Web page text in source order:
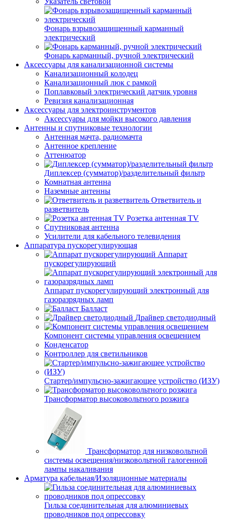
Фонарь взрывозащищенный карманный
электрический
Фонарь карманный, ручной электрический
Аксессуары для канализационной системы
Канализационный колодец
Канализационный люк с рамкой
Поплавковый электрический датчик уровня
Ревизия канализационная
Аксессуары для электроинструментов
Аксессуары для мойки высокого давления
Антенны и спутниковые технологии
Антенная мачта, радиомачта
Антенное крепление
Аттенюатор
Диплексер (сумматор)/разделительный фильтр
Комнатная антенна
Наземные антенны
Ответвитель и
разветвитель
Розетка антенная TV
Спутниковая антенна
Усилители для кабельного телевидения
Аппаратура пускорегулирующая
Аппарат
пускорегулирующий
Аппарат пускорегулирующий электронный для
газоразрядных ламп
Балласт
Драйвер светодиодный
Компонент системы управления освещением
Конденсатор
Контроллер для светильников
Стартер/импульсно-зажигающее устройство (ИЗУ)
Трансформатор высоковольтного розжига
Трансформатор для низковольтной
системы освещения/низковольтной галогенной
лампы накаливания
Арматура кабельная/Изоляционные материалы
Гильза соединительная для алюминиевых
проводников под опрессовку